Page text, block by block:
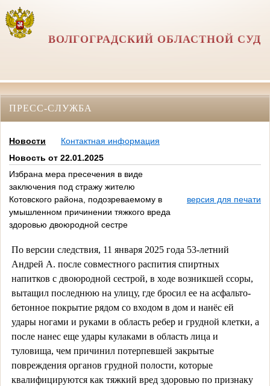
ВОЛГОГРАДСКИЙ ОБЛАСТНОЙ СУД
ПРЕСС-СЛУЖБА
Новости
Контактная информация
Новость от 22.01.2025
Избрана мера пресечения в виде
заключения под стражу жителю
Котовского района, подозреваемому в
умышленном причинении тяжкого вреда
здоровью двоюродной сестре
версия для печати
По версии следствия, 11 января 2025 года 53-летний
Андрей А. после совместного распития спиртных
напитков с двоюродной сестрой, в ходе возникшей ссоры,
вытащил последнюю на улицу, где бросил ее на асфальто-
бетонное покрытие рядом со входом в дом и нанёс ей
удары ногами и руками в область ребер и грудной клетки, а
после нанес еще удары кулаками в область лица и
туловища, чем причинил потерпевшей закрытые
повреждения органов грудной полости, которые
квалифицируются как тяжкий вред здоровью по признаку